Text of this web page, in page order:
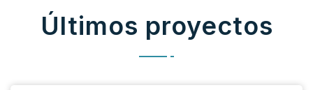
Últimos proyectos